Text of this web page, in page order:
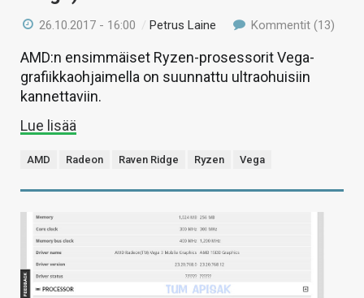
26.10.2017 - 16:00 /Petrus Laine Kommentit (13)
AMD:n ensimmäiset Ryzen-prosessorit Vega-
grafiikkaohjaimella on suunnattu ultraohuisiin
kannettaviin.
Lue lisää
AMD Radeon Raven Ridge Ryzen Vega